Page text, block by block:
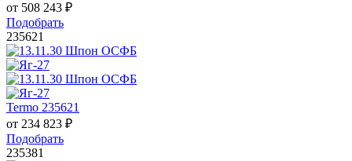
от 508 243 ₽
Подобрать
235621
Termo 235621
от 234 823 ₽
Подобрать
235381